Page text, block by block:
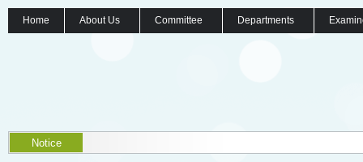
Home About Us Committee Departments
Notice